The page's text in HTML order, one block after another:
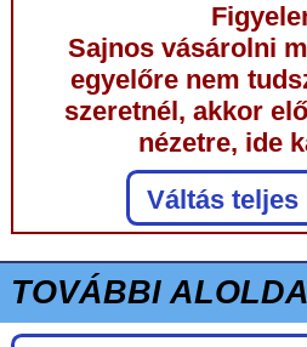
Sajnos vásárolni
egyelőre nem
szeretnél, akkor
nézetre, ide
Váltás teljes
TOVÁBBI